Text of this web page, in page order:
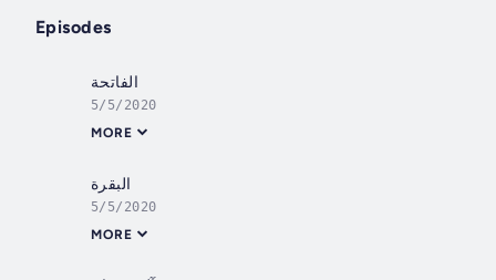
Episodes
الفاتحة
5/5/2020
MORE
البقرة
5/5/2020
MORE